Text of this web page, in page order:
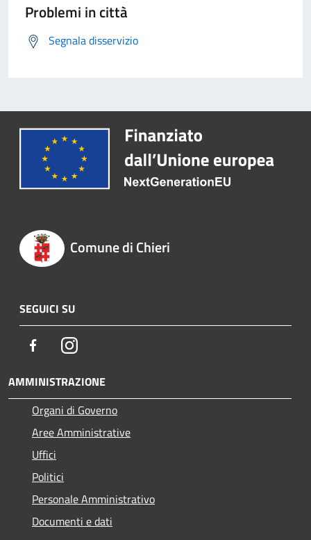
Problemi in città
Segnala disservizio
Comune di Chieri
SEGUICI SU
FacebookInstagram
AMMINISTRAZIONE
Organi di Governo
Aree Amministrative
Uffici
Politici
Personale Amministrativo
Documenti e dati